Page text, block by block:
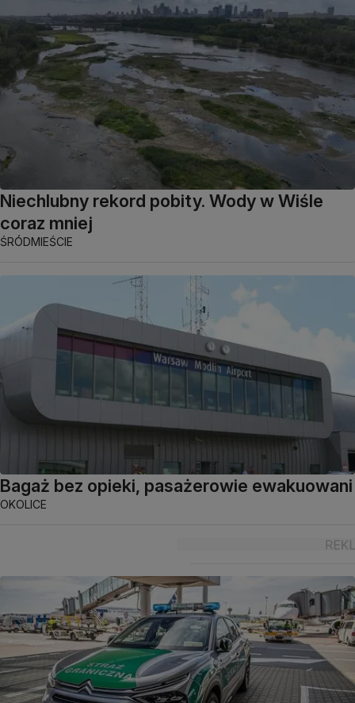
Niechlubny rekord pobity. Wody w Wiśle
coraz mniej
ŚRÓDMIEŚCIE
Bagaż bez opieki, pasażerowie ewakuowani
OKOLICE